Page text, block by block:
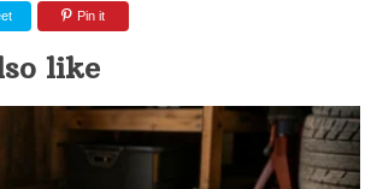
Pin it
like